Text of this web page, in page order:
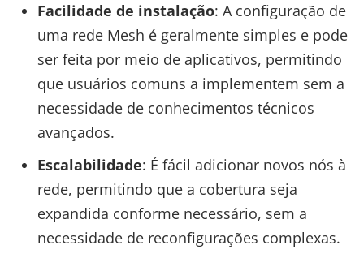
Facilidade de instalação: A configuração de
uma rede Mesh é geralmente simples e pode
ser feita por meio de aplicativos, permitindo
que usuários comuns a implementem sem a
necessidade de conhecimentos técnicos
avançados.
Escalabilidade: É fácil adicionar novos nós à
rede, permitindo que a cobertura seja
expandida conforme necessário, sem a
necessidade de reconfigurações complexas.